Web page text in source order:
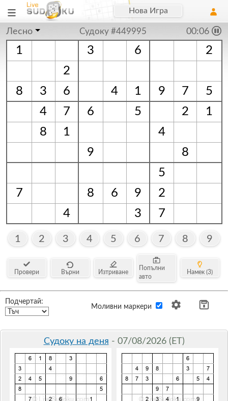
Нова Игра
Лесно Судоку #449995 00:06
1 3 6
2
2
8
3 6 4 1 9 7
5
4
7 6 5 2
1
8
1
4
9
8
5
7
8 6 9
2
4
3 7
1 2 3 4 5 6 7 8 9
Провери Върни Изтриване
Попълни
авто
Намек (3)
Подчертай:
Моливни маркери
Судоку на деня - 07/08/2026 (ET)